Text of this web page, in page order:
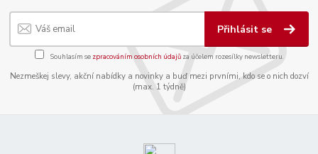
Přihlásit se
Souhlasím se zpracováním osobních údajůza účelem rozesílky newsletteru.
Nezmeškej slevy, akční nabídky a novinky a buď mezi prvními, kdo se o nich dozví
(max. 1 týdně)